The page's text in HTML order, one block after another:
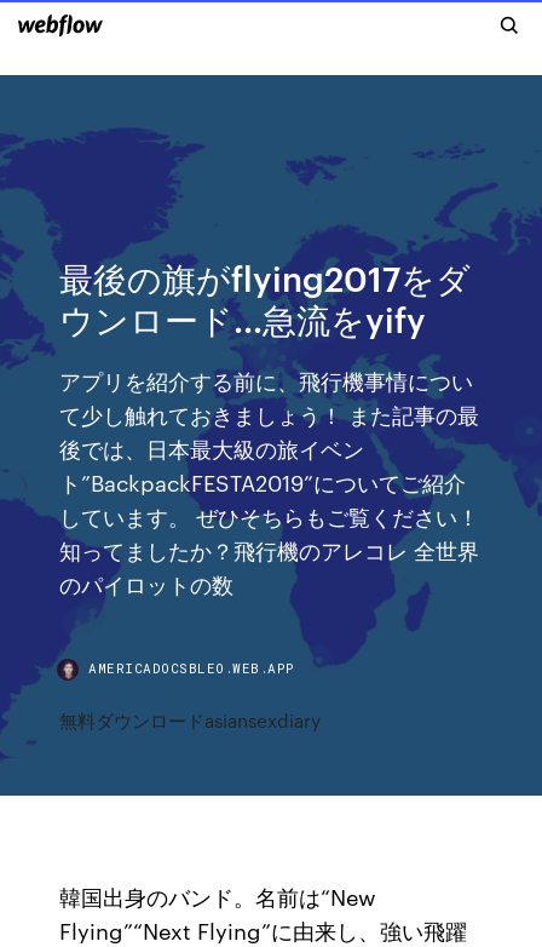
最後の旗がflying2017をダ
ウンロード...急流をyify
アプリを紹介する前に、飛行機事情につい
て少し触れておきましょう！ また記事の最
後では、日本最大級の旅イベン
ト”BackpackFESTA2019”についてご紹介
しています。 ぜひそちらもご覧ください！
知ってましたか？飛行機のアレコレ 全世界
のパイロットの数
AMERICADOCSBLEO.WEB.APP
無料ダウンロードasiansexdiary
韓国出身のバンド。名前は“New
Flying”“Next Flying”に由来し、強い飛躍